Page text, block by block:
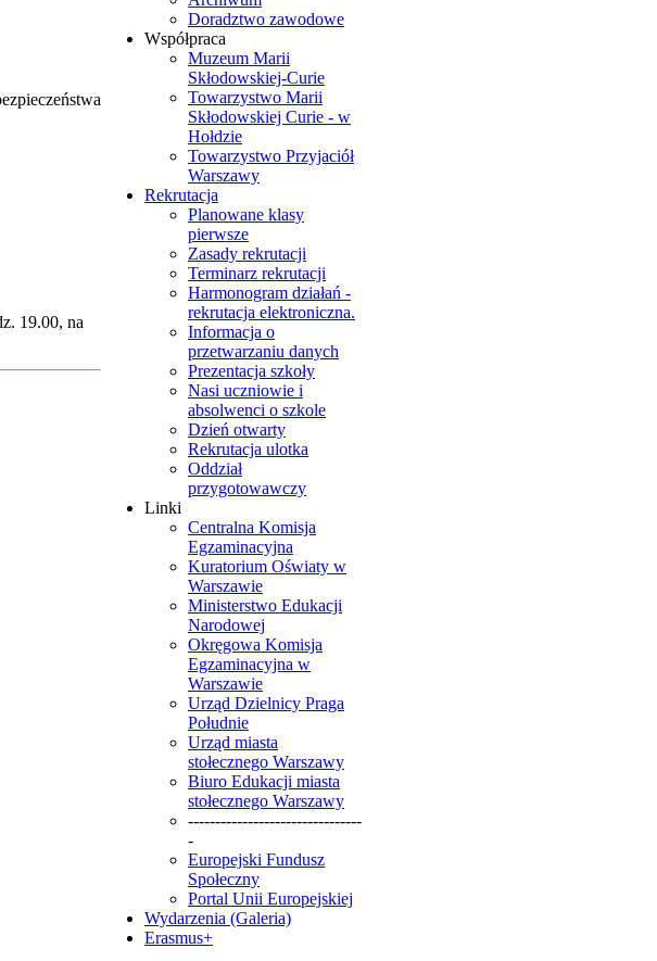
Doradztwo zawodowe
Współpraca
Muzeum Marii
Skłodowskiej-Curie
Towarzystwo Marii
Skłodowskiej Curie - w
Hołdzie
Towarzystwo Przyjaciół
Warszawy
Rekrutacja
Planowane klasy
pierwsze
Zasady rekrutacji
Terminarz rekrutacji
Harmonogram działań -
rekrutacja elektroniczna.
Informacja o
przetwarzaniu danych
Prezentacja szkoły
Nasi uczniowie i
absolwenci o szkole
Dzień otwarty
Rekrutacja ulotka
Oddział
przygotowawczy
Linki
Centralna Komisja
Egzaminacyjna
Kuratorium Oświaty w
Warszawie
Ministerstwo Edukacji
Narodowej
Okręgowa Komisja
Egzaminacyjna w
Warszawie
Urząd Dzielnicy Praga
Południe
Urząd miasta
stołecznego Warszawy
Biuro Edukacji miasta
stołecznego Warszawy
--------------------------------
-
Europejski Fundusz
Społeczny
Portal Unii Europejskiej
Wydarzenia (Galeria)
Erasmus+
19.00, na